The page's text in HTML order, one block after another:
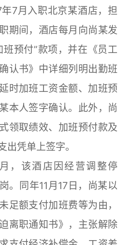
月入职北京某酒店，担
期间，酒店每月向尚某发
班预付”款项，并在《员工
认书》中详细列明出勤班
时加班工资金额、加班预
本人签字确认。此外，尚
领取绩效、加班预付款及
出凭单上签字。
该酒店因经营调整停
。同年11月17日，尚某以
足额支付加班费等为由，
离职通知书》，主张解除